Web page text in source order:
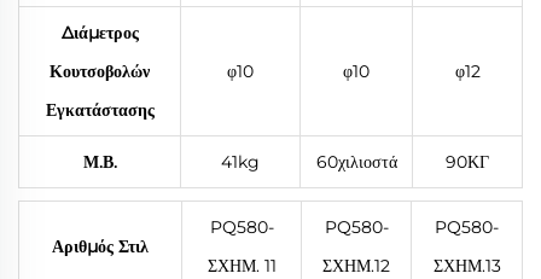
Διάμετρος
Κουτσοβολών
Εγκατάστασης
φ10 φ10 φ12
Μ.Β. 41kg 60χιλιοστά 90ΚΓ
Αριθμός Στιλ
PQ580-
ΣΧΗΜ. 11
PQ580-
ΣΧΗΜ.12
PQ580-
ΣΧΗΜ.13